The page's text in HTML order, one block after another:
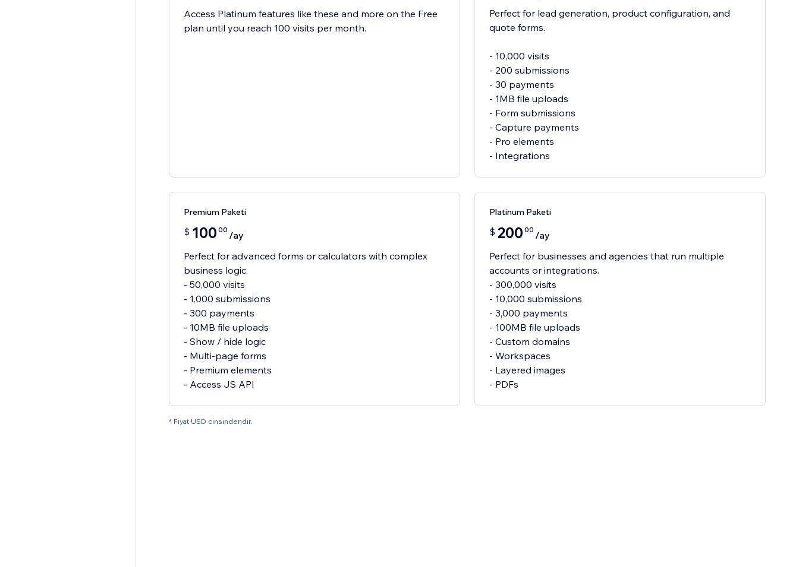
Access Platinum features like these and more on the Free
plan until you reach 100 visits per month.
Perfect for lead generation, product configuration, and
quote forms.
- 10,000 visits
- 200 submissions
- 30 payments
- 1MB file uploads
- Form submissions
- Capture payments
- Pro elements
- Integrations
Premium Paketi
$ 100 00 /ay
Perfect for advanced forms or calculators with complex
business logic.
- 50,000 visits
- 1,000 submissions
- 300 payments
- 10MB file uploads
- Show / hide logic
- Multi-page forms
- Premium elements
- Access JS API
Platinum Paketi
$ 200 00 /ay
Perfect for businesses and agencies that run multiple
accounts or integrations.
- 300,000 visits
- 10,000 submissions
- 3,000 payments
- 100MB file uploads
- Custom domains
- Workspaces
- Layered images
- PDFs
* Fiyat USD cinsindendir.